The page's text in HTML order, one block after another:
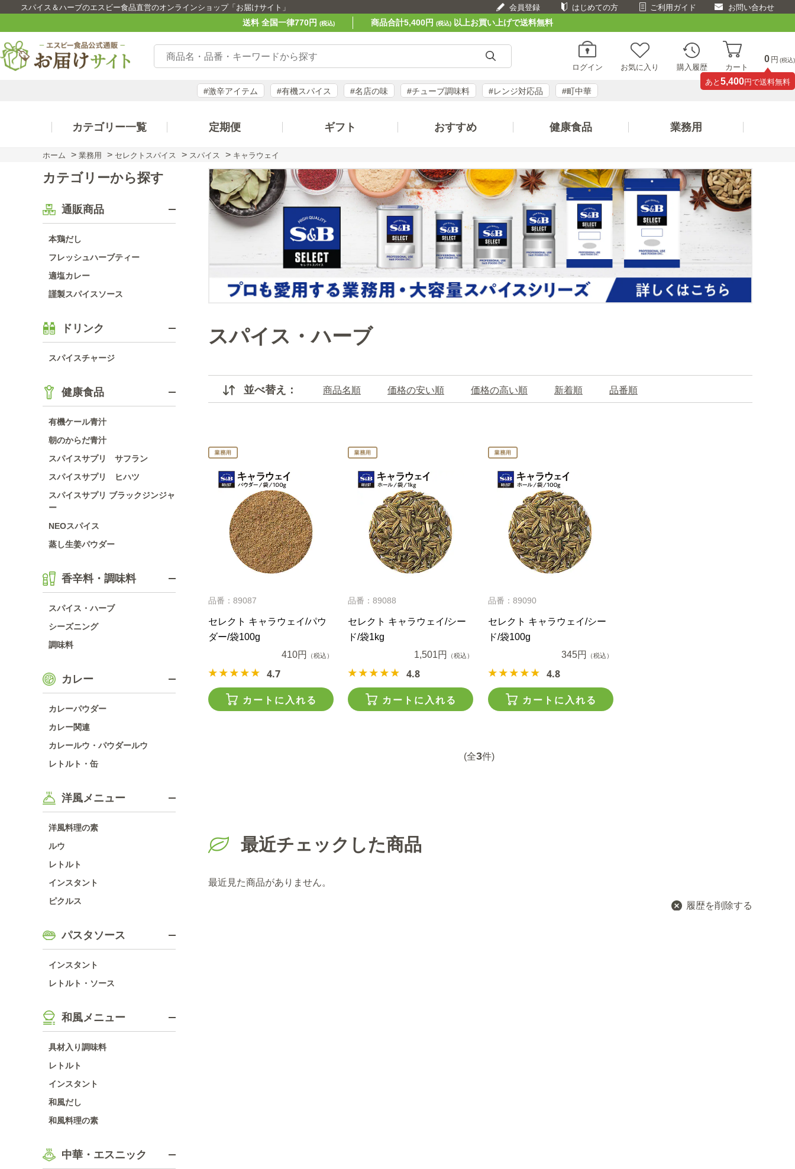
スパイス＆ハーブのエスビー食品直営のオンラインショップ「お届けサイト」 会員登録 はじめての方 ご利用ガイド お問い合わせ
送料 全国一律770円 (税込) 商品合計5,400円 (税込)以上お買い上げで送料無料
ログイン お気に入り 購入履歴 カート
0 円 (税込)
あと 5,400円で送料無料
#激辛アイテム #有機スパイス #名店の味 #チューブ調味料 #レンジ対応品 #町中華
カテゴリー一覧 定期便 ギフト おすすめ 健康食品 業務用
ホーム > 業務用 > セレクトスパイス > スパイス > キャラウェイ
カテゴリーから探す
通販商品
本鶏だし
フレッシュハーブティー
適塩カレー
謹製スパイスソース
ドリンク
スパイスチャージ
健康食品
有機ケール青汁
朝のからだ青汁
スパイスサプリ サフラン
スパイスサプリ ヒハツ
スパイスサプリ ブラックジンジャ
ー
NEOスパイス
蒸し生姜パウダー
香辛料・調味料
スパイス・ハーブ
シーズニング
調味料
カレー
カレーパウダー
カレー関連
カレールウ・パウダールウ
レトルト・缶
洋風メニュー
洋風料理の素
ルウ
レトルト
インスタント
ピクルス
パスタソース
インスタント
レトルト・ソース
和風メニュー
具材入り調味料
レトルト
インスタント
和風だし
和風料理の素
中華・エスニック
スパイス・ハーブ
並べ替え： 商品名順 価格の安い順 価格の高い順 新着順 品番順
品番：89087
セレクト キャラウェイ/パウ
ダー/袋100g
410円
（税込）
4.7
カートに入れる
品番：89088
セレクト キャラウェイ/シー
ド/袋1kg
1,501円
（税込）
4.8
カートに入れる
品番：89090
セレクト キャラウェイ/シー
ド/袋100g
345円
（税込）
4.8
カートに入れる
(全3件)
最近チェックした商品
最近見た商品がありません。
履歴を削除する